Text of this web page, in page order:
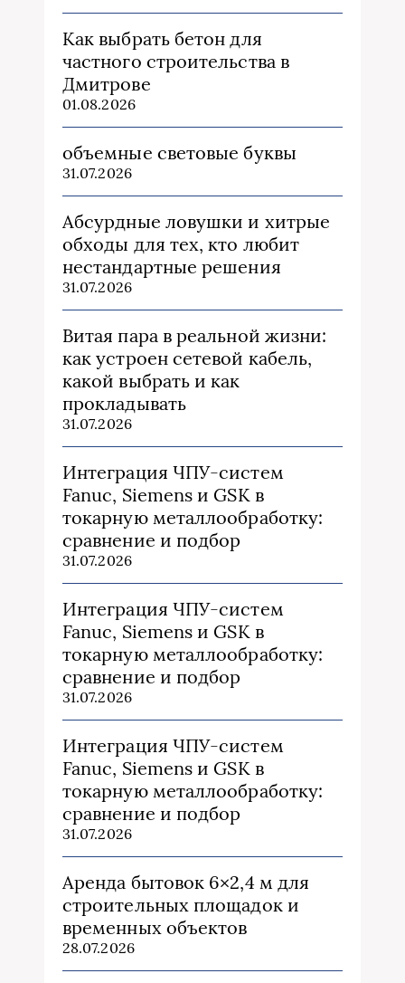
Как выбрать бетон для
частного строительства в
Дмитрове
01.08.2026
объемные световые буквы
31.07.2026
Абсурдные ловушки и хитрые
обходы для тех, кто любит
нестандартные решения
31.07.2026
Витая пара в реальной жизни:
как устроен сетевой кабель,
какой выбрать и как
прокладывать
31.07.2026
Интеграция ЧПУ-систем
Fanuc, Siemens и GSK в
токарную металлообработку:
сравнение и подбор
31.07.2026
Интеграция ЧПУ-систем
Fanuc, Siemens и GSK в
токарную металлообработку:
сравнение и подбор
31.07.2026
Интеграция ЧПУ-систем
Fanuc, Siemens и GSK в
токарную металлообработку:
сравнение и подбор
31.07.2026
Аренда бытовок 6×2,4 м для
строительных площадок и
временных объектов
28.07.2026